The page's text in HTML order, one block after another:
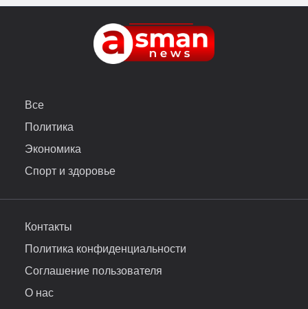
Все
Политика
Экономика
Спорт и здоровье
Контакты
Политика конфиденциальности
Соглашение пользователя
О нас